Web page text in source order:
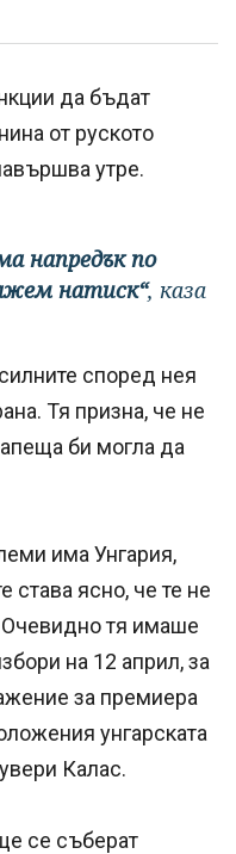
да бъдат
от руското
утре.
напредък по
натиск“, каза
според нея
Тя призна, че не
би могла да
има Унгария,
става ясно, че те не
Очевидно тя имаше
на 12 април, за
за премиера
унгарската
Калас.
се съберат